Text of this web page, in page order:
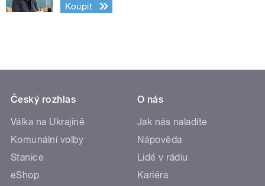
Koupit
Český rozhlas
Válka na Ukrajině
Komunální volby
Stanice
eShop
O nás
Jak nás naladíte
Nápověda
Lidé v rádiu
Kariéra